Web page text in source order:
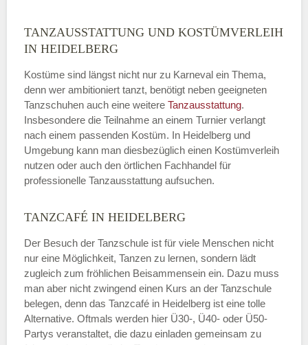
TANZAUSSTATTUNG UND KOSTÜMVERLEIH
IN HEIDELBERG
Kostüme sind längst nicht nur zu Karneval ein Thema,
denn wer ambitioniert tanzt, benötigt neben geeigneten
Tanzschuhen auch eine weitere Tanzausstattung.
Insbesondere die Teilnahme an einem Turnier verlangt
nach einem passenden Kostüm. In Heidelberg und
Umgebung kann man diesbezüglich einen Kostümverleih
nutzen oder auch den örtlichen Fachhandel für
professionelle Tanzausstattung aufsuchen.
TANZCAFÉ IN HEIDELBERG
Der Besuch der Tanzschule ist für viele Menschen nicht
nur eine Möglichkeit, Tanzen zu lernen, sondern lädt
zugleich zum fröhlichen Beisammensein ein. Dazu muss
man aber nicht zwingend einen Kurs an der Tanzschule
belegen, denn das Tanzcafé in Heidelberg ist eine tolle
Alternative. Oftmals werden hier Ü30-, Ü40- oder Ü50-
Partys veranstaltet, die dazu einladen gemeinsam zu